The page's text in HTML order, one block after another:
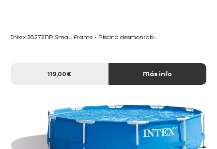
Intex 28272NP Small Frame - Piscina desmontab...
119,00€ Más info